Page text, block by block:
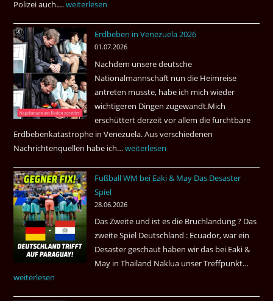
Polizei auch.…Ab
Juli
2026
Thai
Airways
nonstop
nach
Amsterdam.
weiterlesen
Erdbeben in Venezuela 2026
01.07.2026
Nachdem unsere deutsche
Nationalmannschaft nun die Heimreise
antreten musste, habe ich mich wieder
wichtigeren Dingen zugewandt.Mich
erschüttert derzeit vor allem die furchtbare
Erdbebenkatastrophe in Venezuela. Aus verschiedenen
Nachrichtenquellen habe ich…Erdbeben
Venezuela
weiterlesen
Fußball WM bei Eaki & May Das Desaster
Spiel
28.06.2026
Das Zweite und ist es die Bruchlandung ? Das
zweite Spiel Deutschland : Ecuador, war ein
Desaster geschaut haben wir das bei Eaki &
May in Thailand Naklua unser Treffpunkt…
bei
weiterlesen